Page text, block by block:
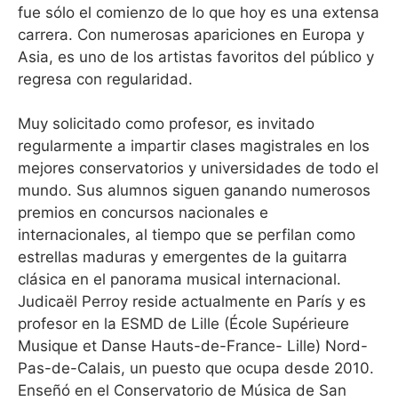
fue sólo el comienzo de lo que hoy es una extensa
carrera. Con numerosas apariciones en Europa y
Asia, es uno de los artistas favoritos del público y
regresa con regularidad.
Muy solicitado como profesor, es invitado
regularmente a impartir clases magistrales en los
mejores conservatorios y universidades de todo el
mundo. Sus alumnos siguen ganando numerosos
premios en concursos nacionales e
internacionales, al tiempo que se perfilan como
estrellas maduras y emergentes de la guitarra
clásica en el panorama musical internacional.
Judicaël Perroy reside actualmente en París y es
profesor en la ESMD de Lille (École Supérieure
Musique et Danse Hauts-de-France- Lille) Nord-
Pas-de-Calais, un puesto que ocupa desde 2010.
Enseñó en el Conservatorio de Música de San